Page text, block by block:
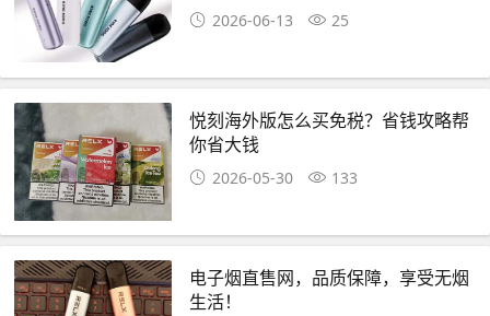
2026-06-13 25
悦刻海外版怎么买免税？省钱攻略帮
你省大钱
2026-05-30 133
电子烟直售网，品质保障，享受无烟
生活！